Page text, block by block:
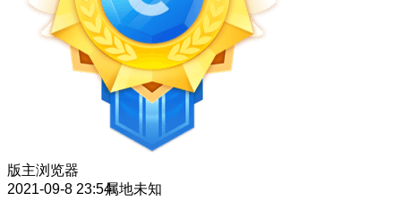
版主浏览器
2021-09-8 23:54属地未知